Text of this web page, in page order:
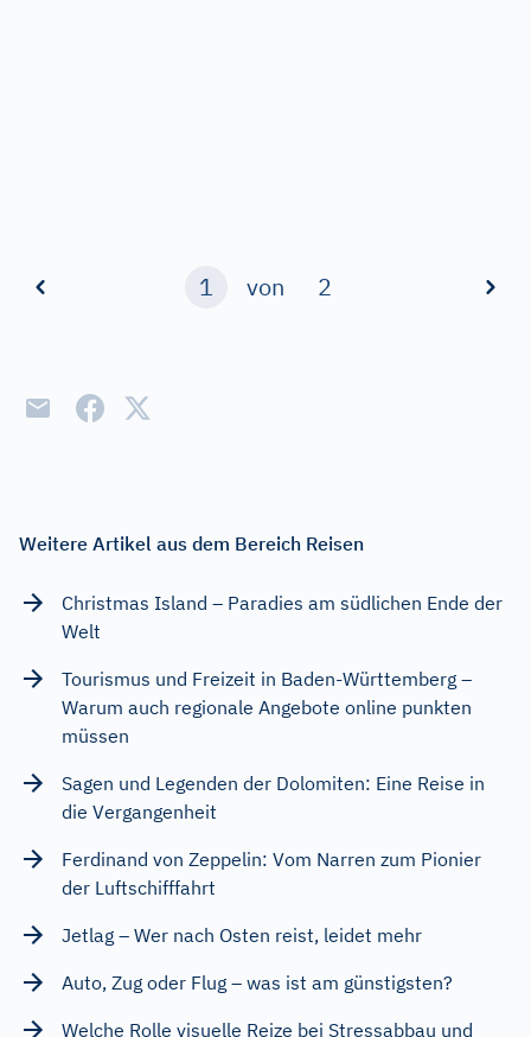
1 von 2
Weitere Artikel aus dem Bereich Reisen
Christmas Island – Paradies am südlichen Ende der
Welt
Tourismus und Freizeit in Baden-Württemberg –
Warum auch regionale Angebote online punkten
müssen
Sagen und Legenden der Dolomiten: Eine Reise in
die Vergangenheit
Ferdinand von Zeppelin: Vom Narren zum Pionier
der Luftschifffahrt
Jetlag – Wer nach Osten reist, leidet mehr
Auto, Zug oder Flug – was ist am günstigsten?
Welche Rolle visuelle Reize bei Stressabbau und